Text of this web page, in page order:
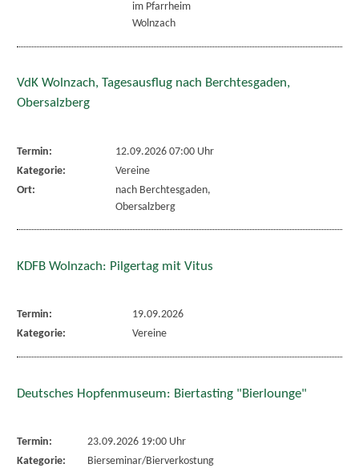
im Pfarrheim
Wolnzach
VdK Wolnzach, Tagesausflug nach Berchtesgaden,
Obersalzberg
Termin:
12.09.2026 07:00 Uhr
Kategorie:
Vereine
Ort:
nach Berchtesgaden,
Obersalzberg
KDFB Wolnzach: Pilgertag mit Vitus
Termin:
19.09.2026
Kategorie:
Vereine
Deutsches Hopfenmuseum: Biertasting "Bierlounge"
Termin:
23.09.2026 19:00 Uhr
Kategorie:
Bierseminar/Bierverkostung